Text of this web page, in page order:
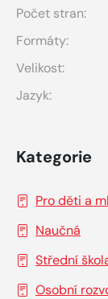
Počet stran:
Formáty:
Velikost:
Jazyk:
Kategorie
Pro děti a
Naučná
Střední
Osobní